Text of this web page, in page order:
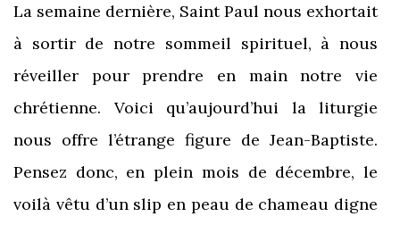
La semaine dernière, Saint Paul nous exhortait
à sortir de notre sommeil spirituel, à nous
réveiller pour prendre en main notre vie
chrétienne. Voici qu’aujourd’hui la liturgie
nous offre l’étrange figure de Jean-Baptiste.
Pensez donc, en plein mois de décembre, le
voilà vêtu d’un slip en peau de chameau digne